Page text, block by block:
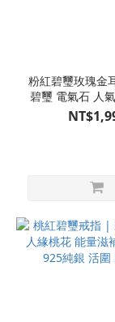
粉紅碧璽玫瑰金
碧璽 電氣石 人
耳環 925純
S25AS14-